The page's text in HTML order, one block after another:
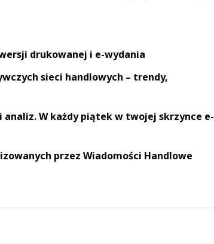
drukowanej i e-wydania
sieci handlowych – trendy,
W każdy piątek w twojej skrzynce e-
przez Wiadomości Handlowe